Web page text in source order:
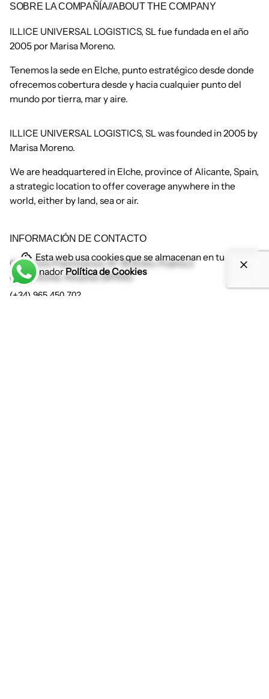
SOBRE LA COMPAÑÍA//ABOUT THE COMPANY
ILLICE UNIVERSAL LOGISTICS, SL fue fundada en el año
2005 por Marisa Moreno.
Tenemos la sede en Elche, punto estratégico desde donde
ofrecemos cobertura desde y hacia cualquier punto del
mundo por tierra, mar y aire.
ILLICE UNIVERSAL LOGISTICS, SL was founded in 2005 by
Marisa Moreno.
We are headquartered in Elche, province of Alicante, Spain,
a strategic location to offer coverage anywhere in the
world, either by land, sea or air.
INFORMACIÓN DE CONTACTO
C/ Camilo Flammarion, Nº 35 Entlo. Puerta 2
03201 Elche. Alicante (SPAIN)
(+34) 965 450 702
Esta web usa cookies que se almacenan en tu
ordenadorPolítica de Cookies